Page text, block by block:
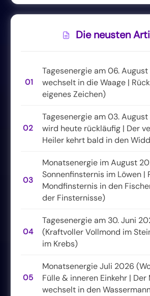
Die neusten
01
Tagesenergie am 06.
wechselt in die Waage |
eigenes Zeichen)
02
Tagesenergie am 03.
wird heute rückläufig | Der
Heiler kehrt bald in den
03
Monatsenergie im August
Sonnenfinsternis im Löwen |
Mondfinsternis in den
der Finsternisse)
04
Tagesenergie am 30. Juni
(Kraftvoller Vollmond im
im Krebs)
05
Monatsenergie Juli 2026
Fülle & inneren Einkehr |
wechselt in den